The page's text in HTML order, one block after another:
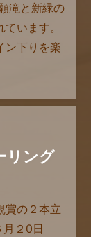
と新緑の
います。
ン下りを楽
リング
賞の２本立
２0日